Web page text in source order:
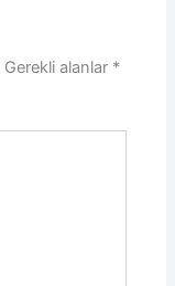
Gerekli alanlar *